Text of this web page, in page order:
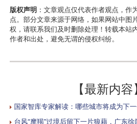
版权声明 ：文章观点仅代表作者观点，作
点。部分文章来源于网络，如果网站中图
权，请联系我们及时删除处理！转载本站
作者和出处，避免无谓的侵权纠纷。
【最新内容
国家智库专家解读：哪些城市将成为下
台风“摩羯”过境后留下一片狼藉，广东徐